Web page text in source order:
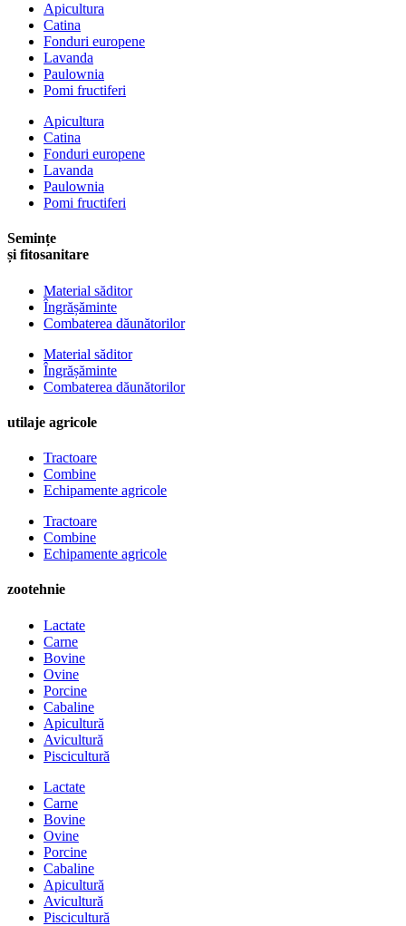
Apicultura
Catina
Fonduri europene
Lavanda
Paulownia
Pomi fructiferi
Apicultura
Catina
Fonduri europene
Lavanda
Paulownia
Pomi fructiferi
Semințe
și fitosanitare
Material săditor
Îngrășăminte
Combaterea dăunătorilor
Material săditor
Îngrășăminte
Combaterea dăunătorilor
utilaje agricole
Tractoare
Combine
Echipamente agricole
Tractoare
Combine
Echipamente agricole
zootehnie
Lactate
Carne
Bovine
Ovine
Porcine
Cabaline
Apicultură
Avicultură
Piscicultură
Lactate
Carne
Bovine
Ovine
Porcine
Cabaline
Apicultură
Avicultură
Piscicultură